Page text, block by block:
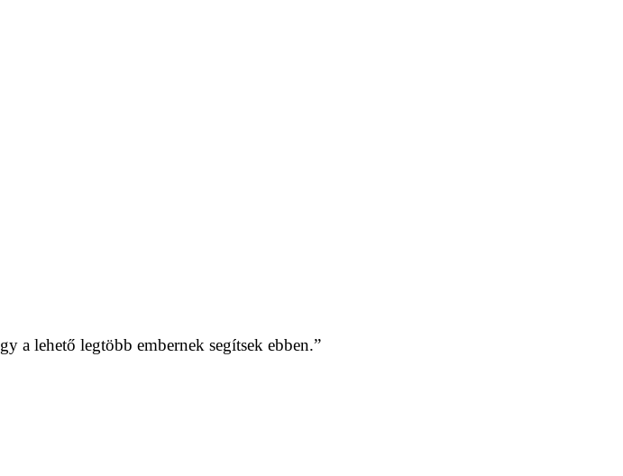
a lehető legtöbb embernek segítsek ebben.”